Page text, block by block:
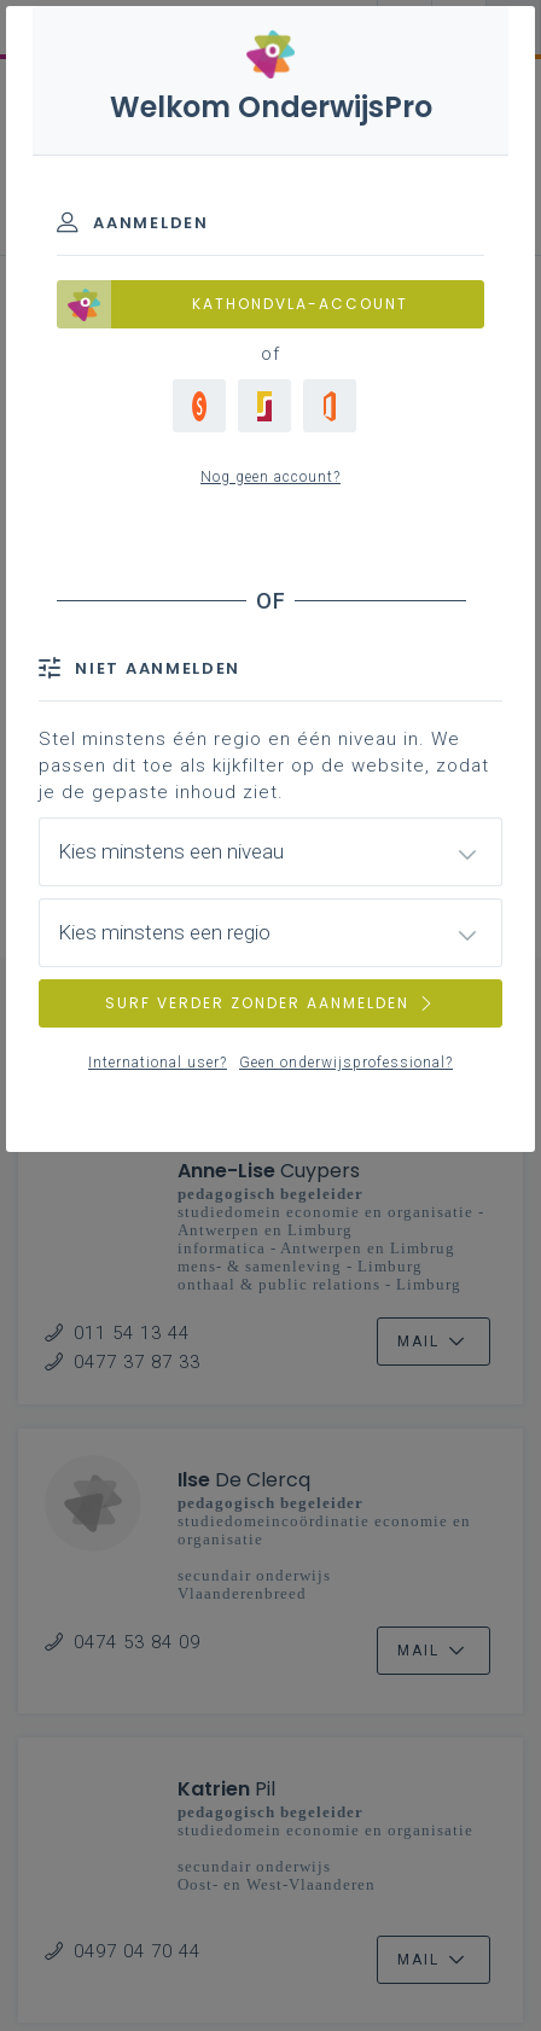
Raadpleeg via de leerplantool of download de
Inspirerend materiaal
Professionalisering
Overzicht van nascholingen, vormingen,
CONTACT
Anne-LiseCuypers
pedagogisch begeleider
studiedomein economie en organisatie -
Antwerpen en Limburg
informatica - Antwerpen en Limbrug
mens- & samenleving - Limburg
onthaal & public relations - Limburg
011 54 13 44
0477 37 87 33
MAIL
Ilse De Clercq
pedagogisch begeleider
studiedomeincoördinatie economie en
organisatie
secundair onderwijs
Vlaanderenbreed
0474 53 84 09 MAIL
Katrien Pil
pedagogisch begeleider
studiedomein economie en organisatie
secundair onderwijs
Oost- en West-Vlaanderen
0497 04 70 44 MAIL
Welkom OnderwijsPro
AANMELDEN
KATHONDVLA-ACCOUNT
of
Nog geen account?
NIET AANMELDEN
Stel minstens één regio en één niveau in. We
passen dit toe als kijkfilter op de website, zodat
je de gepaste inhoud ziet.
Kies minstens een niveau
Kies minstens een regio
SURF VERDER ZONDER AANMELDEN
International user? Geen onderwijsprofessional?